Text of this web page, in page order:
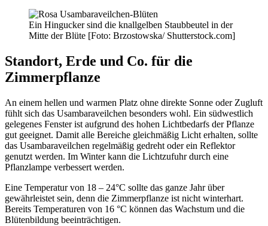
Ein Hingucker sind die knallgelben Staubbeutel in der
Mitte der Blüte [Foto: Brzostowska/ Shutterstock.com]
Standort, Erde und Co. für die
Zimmerpflanze
An einem hellen und warmen Platz ohne direkte Sonne oder Zugluft
fühlt sich das Usambaraveilchen besonders wohl. Ein südwestlich
gelegenes Fenster ist aufgrund des hohen Lichtbedarfs der Pflanze
gut geeignet. Damit alle Bereiche gleichmäßig Licht erhalten, sollte
das Usambaraveilchen regelmäßig gedreht oder ein Reflektor
genutzt werden. Im Winter kann die Lichtzufuhr durch eine
Pflanzlampe verbessert werden.
Eine Temperatur von 18 – 24°C sollte das ganze Jahr über
gewährleistet sein, denn die Zimmerpflanze ist nicht winterhart.
Bereits Temperaturen von 16 °C können das Wachstum und die
Blütenbildung beeinträchtigen.